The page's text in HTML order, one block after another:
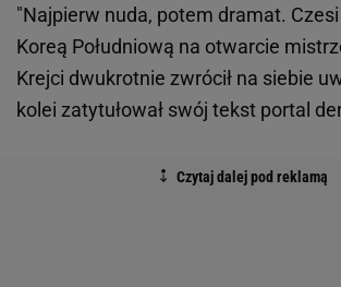
"Najpierw nuda, potem dramat.
Koreą Południową na otwarcie
Krejci dwukrotnie zwrócił na siebie
kolei zatytułował swój tekst portal